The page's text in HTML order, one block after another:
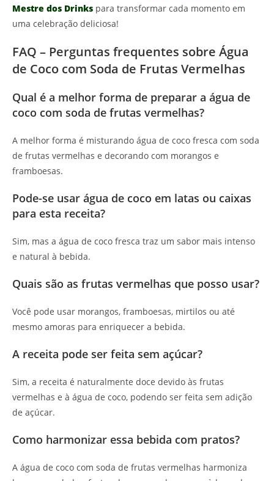
Mestre dos Drinks para transformar cada momento em
uma celebração deliciosa!
FAQ – Perguntas frequentes sobre Água
de Coco com Soda de Frutas Vermelhas
Qual é a melhor forma de preparar a água de
coco com soda de frutas vermelhas?
A melhor forma é misturando água de coco fresca com soda
de frutas vermelhas e decorando com morangos e
framboesas.
Pode-se usar água de coco em latas ou caixas
para esta receita?
Sim, mas a água de coco fresca traz um sabor mais intenso
e natural à bebida.
Quais são as frutas vermelhas que posso usar?
Você pode usar morangos, framboesas, mirtilos ou até
mesmo amoras para enriquecer a bebida.
A receita pode ser feita sem açúcar?
Sim, a receita é naturalmente doce devido às frutas
vermelhas e à água de coco, podendo ser feita sem adição
de açúcar.
Como harmonizar essa bebida com pratos?
A água de coco com soda de frutas vermelhas harmoniza